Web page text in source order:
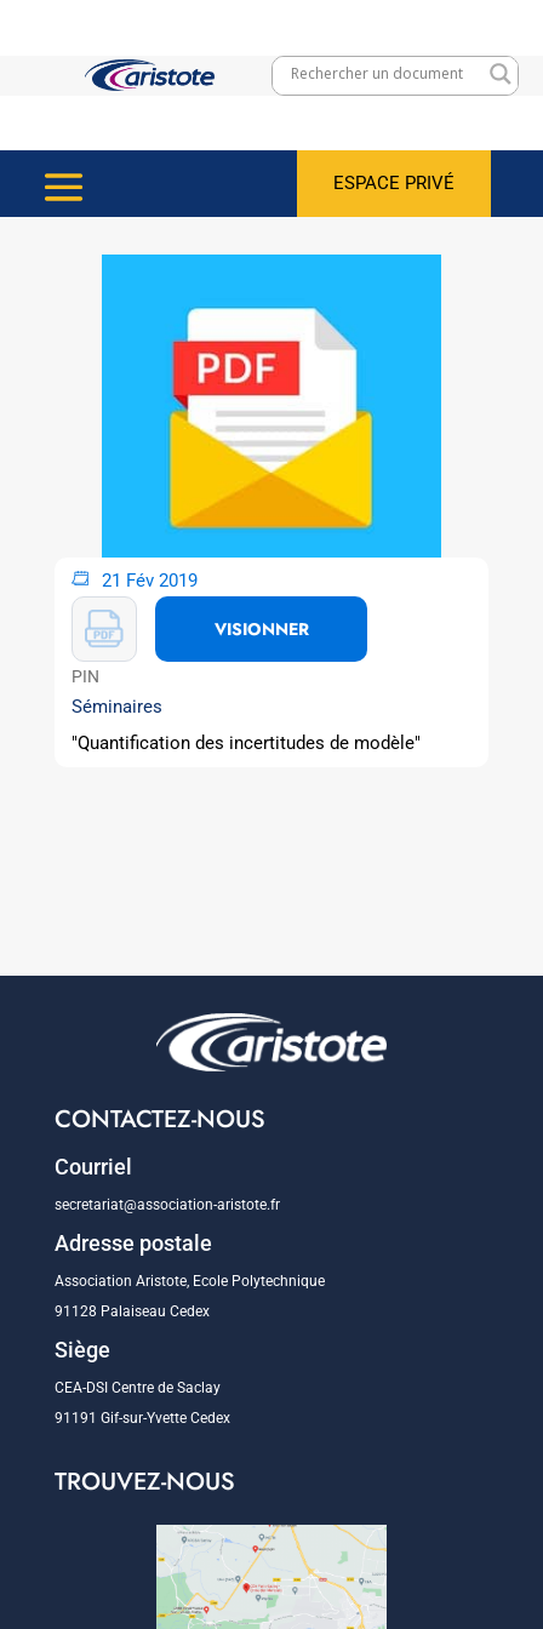
ESPACE PRIVÉ
21 Fév 2019
VISIONNER
PIN
Séminaires
"Quantification des incertitudes de modèle"
CONTACTEZ-NOUS
Courriel
secretariat@association-aristote.fr
Adresse postale
Association Aristote, Ecole Polytechnique
91128 Palaiseau Cedex
Siège
CEA-DSI Centre de Saclay
91191 Gif-sur-Yvette Cedex
TROUVEZ-NOUS